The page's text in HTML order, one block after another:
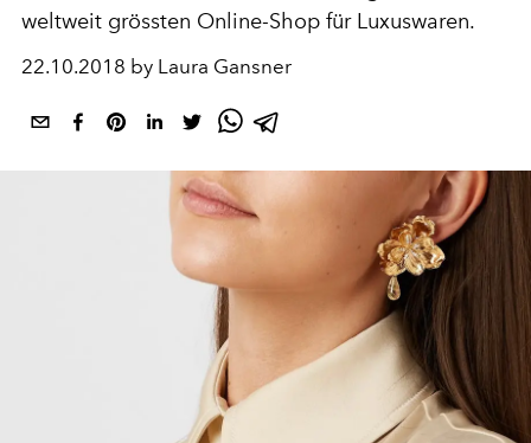
weltweit grössten Online-Shop für Luxuswaren.
22.10.2018 by Laura Gansner